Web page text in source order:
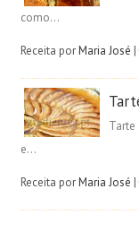
como...
Receita porMaria José |
Tarte
e...
Receita porMaria José |